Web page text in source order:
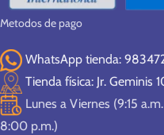
Metodos de pago
WhatsApp tienda:
Tienda física: Jr. Geminis
Lunes a Viernes (9:15
8:00 p.m.)